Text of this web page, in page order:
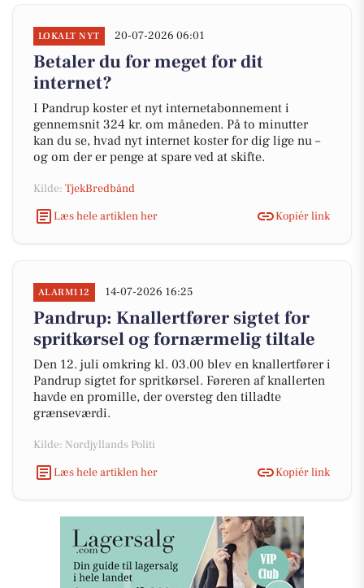
LOKALT NYT 20-07-2026 06:01
Betaler du for meget for dit
internet?
I Pandrup koster et nyt internetabonnement i
gennemsnit 324 kr. om måneden. På to minutter
kan du se, hvad nyt internet koster for dig lige nu –
og om der er penge at spare ved at skifte.
Kilde: TjekBredbånd
Læs hele artiklen her
Kopiér link
ALARM112 14-07-2026 16:25
Pandrup: Knallertfører sigtet for
spritkørsel og fornærmelig tiltale
Den 12. juli omkring kl. 03.00 blev en knallertfører i
Pandrup sigtet for spritkørsel. Føreren af knallerten
havde en promille, der oversteg den tilladte
grænseværdi.
Kilde: Nordjyllands Politi
Læs hele artiklen her
Kopiér link